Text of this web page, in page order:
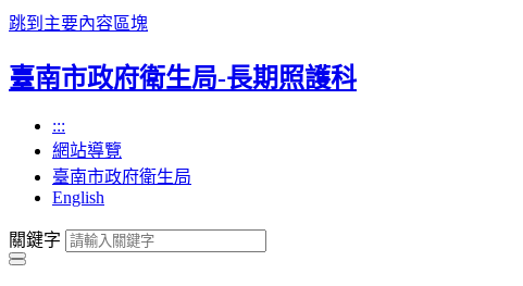
跳到主要內容區塊
臺南市政府衛生局-長期照護科
:::
網站導覽
臺南市政府衛生局
English
關鍵字